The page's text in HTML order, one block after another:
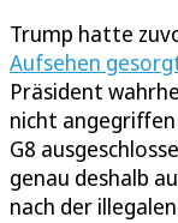
Trump hatte
Aufsehen
Präsident
nicht
G8
genau deshalb
nach der